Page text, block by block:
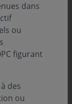
sont
qui
dans
ou
figurant
des
ou